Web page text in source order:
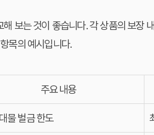
보는 것이 좋습니다. 각 상품의 보장
목의 예시입니다.
주요 내용
물 벌금 한도